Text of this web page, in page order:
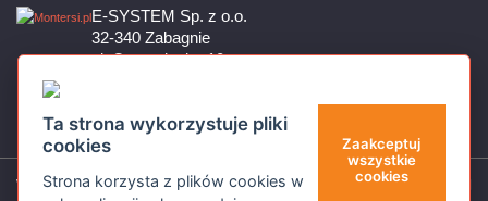
E-SYSTEM Sp. z o.o.
32-340 Zabagnie
ul. Czarnoleska 10
sklep@montersi.pl
Wsparcie
Ta strona wykorzystuje pliki
cookies
Strona korzysta z plików cookies w
Zaakceptuj
wszystkie
cookies